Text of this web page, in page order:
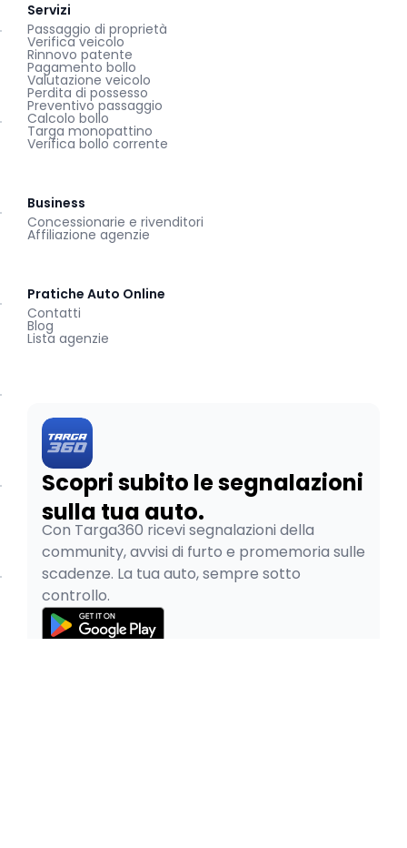
Servizi
Passaggio di proprietà
Verifica veicolo
Rinnovo patente
Pagamento bollo
Valutazione veicolo
Perdita di possesso
Preventivo passaggio
Calcolo bollo
Targa monopattino
Verifica bollo corrente
Business
Concessionarie e rivenditori
Affiliazione agenzie
Pratiche Auto Online
Contatti
Blog
Lista agenzie
Scopri subito le segnalazioni
sulla tua auto.
Con Targa360 ricevi segnalazioni della
community, avvisi di furto e promemoria sulle
scadenze. La tua auto, sempre sotto
controllo.